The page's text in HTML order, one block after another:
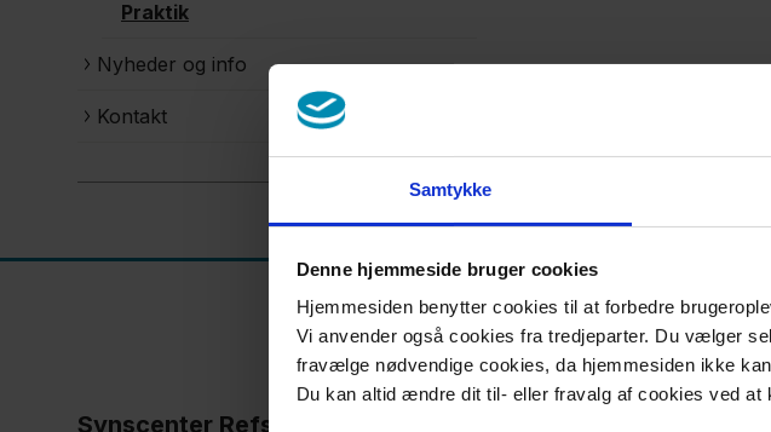
Samtykke
Denne hjemmeside bruger cookies
Hjemmesiden benytter cookies til at forbedre
Vi anvender også cookies fra tredjeparter. Du vælger
fravælge nødvendige cookies, da hjemmesiden ikke
Du kan altid ændre dit til- eller fravalg af cookies ved
Praktik
Nyheder og info
Kontakt
Synscenter Refsnæs